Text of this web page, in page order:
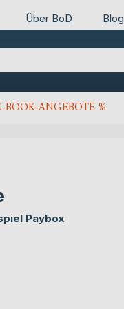
Über BoD Blog
BOOK-ANGEBOTE %
Paybox